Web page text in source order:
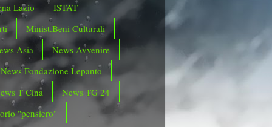
Lazio
ISTAT
Minist.Beni Culturali
Asia
News Avvenire
News Fondazione Lepanto
T Cina
News TG 24
"pensiero"